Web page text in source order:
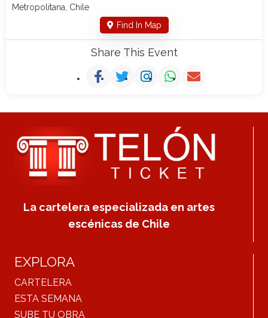
Metropolitana, Chile
Find In Map
Share This Event
La cartelera especializada en artes
escénicas de Chile
EXPLORA
CARTELERA
ESTA SEMANA
SUBE TU OBRA